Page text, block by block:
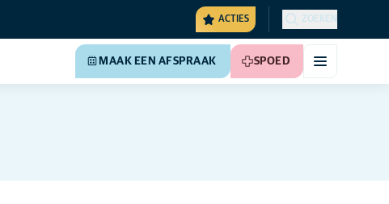
ACTIES ZOEKEN
MAAK EEN AFSPRAAK SPOED